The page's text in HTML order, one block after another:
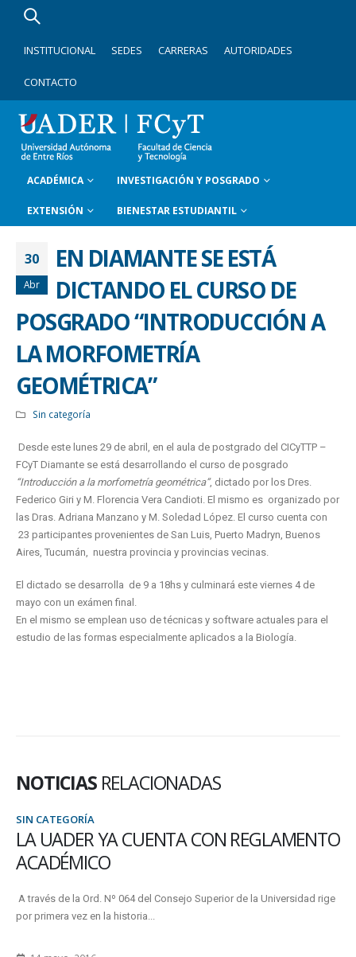
INSTITUCIONAL SEDES CARRERAS AUTORIDADES
CONTACTO
ACADÉMICA INVESTIGACIÓN Y POSGRADO
EXTENSIÓN BIENESTAR ESTUDIANTIL
30
Abr
EN DIAMANTE SE ESTÁ
DICTANDO EL CURSO DE
POSGRADO “INTRODUCCIÓN A
LA MORFOMETRÍA
GEOMÉTRICA”
Sin categoría
Desde este lunes 29 de abril, en el aula de postgrado del CICyTTP –
FCyT Diamante se está desarrollando el curso de posgrado
“Introducción a la morfometría geométrica”, dictado por los Dres.
Federico Giri y M. Florencia Vera Candioti. El mismo es organizado por
las Dras. Adriana Manzano y M. Soledad López. El curso cuenta con
23 participantes provenientes de San Luis, Puerto Madryn, Buenos
Aires, Tucumán, nuestra provincia y provincias vecinas.
El dictado se desarrolla de 9 a 18hs y culminará este viernes 4 de
mayo con un exámen final.
En el mismo se emplean uso de técnicas y software actuales para el
estudio de las formas especialmente aplicados a la Biología.
NOTICIAS RELACIONADAS
SIN CATEGORÍA
LA UADER YA CUENTA CON REGLAMENTO
ACADÉMICO
A través de la Ord. Nº 064 del Consejo Superior de la Universidad rige
por primera vez en la historia...